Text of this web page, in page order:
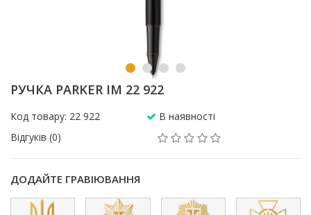
РУЧКА PARKER IM 22 922
Код товару: 22 922
В наявності
Відгуків (0)
ДОДАЙТЕ ГРАВІЮВАННЯ